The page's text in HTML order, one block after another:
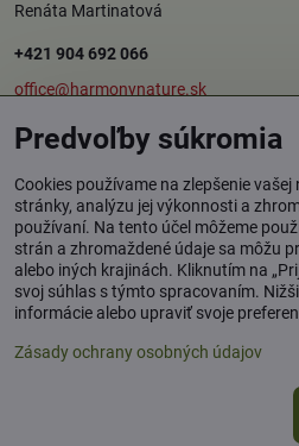
Renáta Martinatová
+421 904 692 066
office@harmonynature.sk
O spoločnosti
Harmony Nature s.r.o.
Štúrova 37, 949 01 Nitra
Osobný odber tovaru: Rybník / okr.
Predvoľby súkromia
Cookies používame na zlepšenie
stránky, analýzu jej výkonnosti a
používaní. Na tento účel môžeme
strán a zhromaždené údaje sa môžu
alebo iných krajinách. Kliknutím na
svoj súhlas s týmto spracovaním.
informácie alebo upraviť svoje
Zásady ochrany osobných údajov